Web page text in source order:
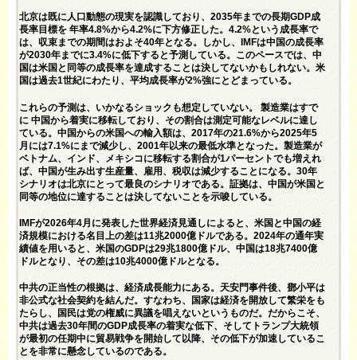
北京は既に人口動態の現実を認識しており、2035年までの長期GDP成
長率目標を 年率4.8%から4.2%に下方修正した。4.2%という成長率で
は、収束までの期間はおよそ40年となる。しかし、IMFは中国の成長率
が2030年までに3.4%に低下すると予測している。このペースでは、中
国は米国と同等の成長率を達成することは決してないかもしれない。米
国は過去1世紀にわたり、平均成長率が2%強にとどまっている。
これらの予測は、いかなるショックも想定していない。製造業はすで
に 中国から着実に移転しており、その割合は測定可能なレベルに達し
ている。中国からの米国への輸入額は、2017年の21.6%から2025年5
月には7.1%にまで減少し、2001年以来の最低水準となった。製造業が
ベトナム、インド、メキシコに移転する割合が1パーセントでも増えれ
ば、中国が生み出す生産量、雇用、税収は減少することになる。30年
シナリオは北京にとって最良のシナリオである。証拠は、中国が米国と
同等の地位に達することは決してないことを示唆している。
IMFが2026年4月に発表した世界経済見通しによると、米国と中国の経
済規模における名目上の差は11兆2000億ドルである。2024年の通年実
績値を用いると、米国のGDPは29兆1800億ドル、中国は18兆7400億
ドルとなり、その差は10兆4000億ドルとなる。
中共の正当性の根拠は、経済成長能力にある。天安門事件後、鄧小平は
非公式な社会契約を結んだ。すなわち、国家は経済を開放して繁栄をも
たらし、国民は党の権威に異議を唱えないというものだ。だからこそ、
中共は過去30年間のGDP成長率の着実な低下、そしてトランプ大統領
が最初の任期中に貿易戦争を開始して以降、その低下が加速しているこ
とを非常に懸念しているのである。